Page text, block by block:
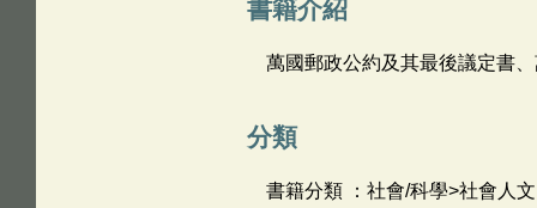
書籍介紹
萬國郵政公約及其最後議定書
分類
書籍分類 ：社會/科學>社會人文